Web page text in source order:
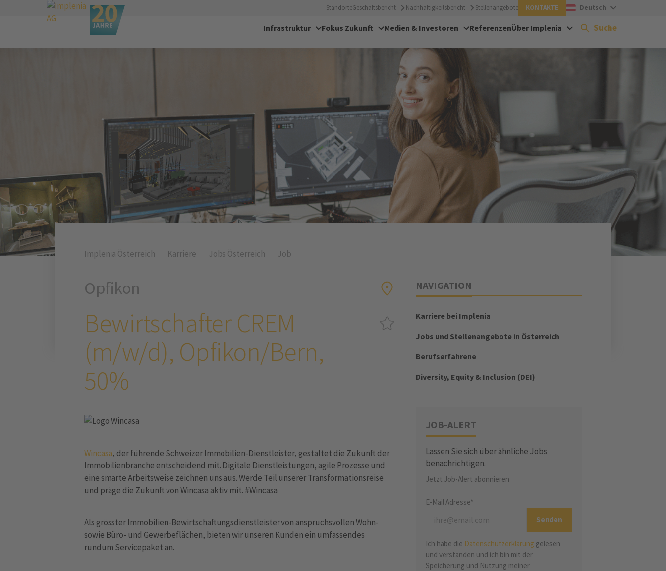
StandorteGeschäftsbericht Nachhaltigkeitsbericht Stellenangebote KONTAKTE Deutsch
Infrastruktur Fokus Zukunft Medien & Investoren ReferenzenÜber Implenia Suche
Implenia Österreich Karriere Jobs Österreich Job
Opfikon
Bewirtschafter CREM
(m/w/d), Opfikon/Bern,
50%
Wincasa, der führende Schweizer Immobilien-Dienstleister, gestaltet die Zukunft der
Immobilienbranche entscheidend mit. Digitale Dienstleistungen, agile Prozesse und
eine smarte Arbeitsweise zeichnen uns aus. Werde Teil unserer Transformationsreise
und präge die Zukunft von Wincasa aktiv mit. #Wincasa
Als grösster Immobilien-Bewirtschaftungsdienstleister von anspruchsvollen Wohn-
sowie Büro- und Gewerbeflächen, bieten wir unseren Kunden ein umfassendes
rundum Servicepaket an.
NAVIGATION
Karriere bei Implenia
Jobs und Stellenangebote in Österreich
Berufserfahrene
Diversity, Equity & Inclusion (DEI)
JOB-ALERT
Lassen Sie sich über ähnliche Jobs
benachrichtigen.
Jetzt Job-Alert abonnieren
E-Mail Adresse*
Ich habe die Datenschutzerklärung gelesen
und verstanden und ich bin mit der
Speicherung und Nutzung meiner